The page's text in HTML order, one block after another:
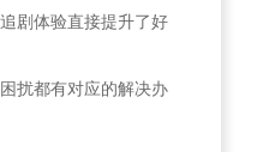
剧体验直接提升了好
扰都有对应的解决办